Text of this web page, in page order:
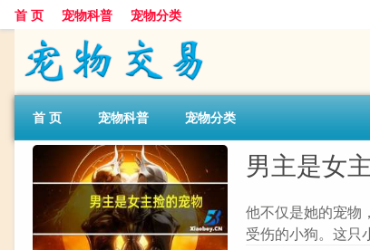
首 页 宠物科普 宠物分类
首 页 宠物科普 宠物分类
男主是女
他不仅是她的宠物
受伤的小狗。这只